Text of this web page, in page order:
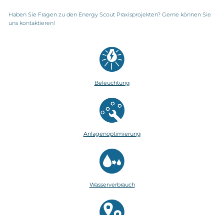
Haben Sie Fragen zu den Energy Scout Praxisprojekten? Gerne können Sie
uns kontaktieren!
Beleuchtung
Anlagenoptimierung
Wasserverbrauch